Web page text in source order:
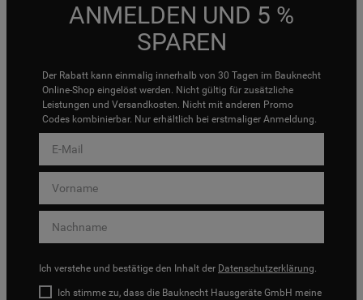
ANMELDEN UND 5 %
SPAREN
Der Rabatt kann einmalig innerhalb von 30 Tagen im Bauknecht
Online-Shop eingelöst werden. Nicht gültig für zusätzliche
Leistungen und Versandkosten. Nicht mit anderen Promo
Codes kombinierbar. Nur erhältlich bei erstmaliger Anmeldung.
Ich verstehe und bestätige den Inhalt der Datenschutzerklärung.
Ich stimme zu, dass die Bauknecht Hausgeräte GmbH meine